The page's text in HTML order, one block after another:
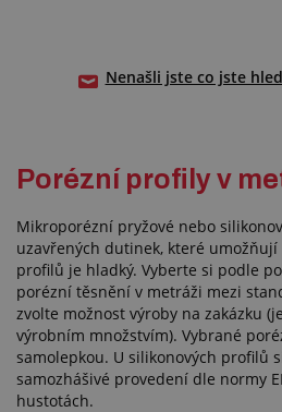
Nenašli jste co jste
Porézní profily v
Mikroporézní pryžové nebo
uzavřených dutinek, které
profilů je hladký. Vyberte si podle
porézní těsnění v metráži mezi
zvolte možnost výroby na zakázku
výrobním množstvím). Vybrané
samolepkou. U silikonových profilů
samozhášivé provedení dle normy
hustotách.